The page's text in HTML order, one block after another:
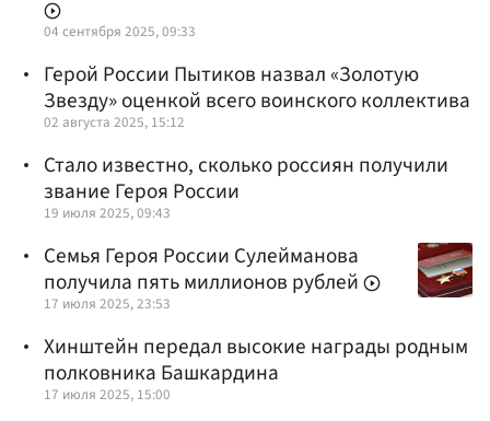
04 сентября 2025, 09:33
Герой России Пытиков назвал «Золотую
Звезду» оценкой всего воинского коллектива
02 августа 2025, 15:12
Стало известно, сколько россиян получили
звание Героя России
19 июля 2025, 09:43
Семья Героя России Сулейманова
получила пять миллионов рублей
17 июля 2025, 23:53
Хинштейн передал высокие награды родным
полковника Башкардина
17 июля 2025, 15:00